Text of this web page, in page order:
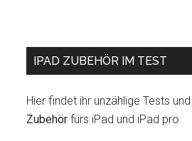
IPAD ZUBEHÖR IM TEST
Hier findet ihr unzählige Tests
Zubehör fürs iPad und iPad pro